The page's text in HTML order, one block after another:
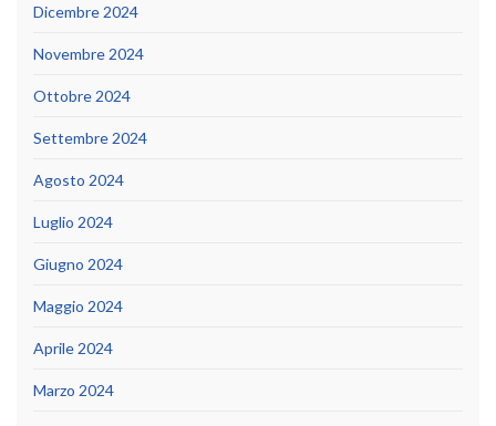
Dicembre 2024
Novembre 2024
Ottobre 2024
Settembre 2024
Agosto 2024
Luglio 2024
Giugno 2024
Maggio 2024
Aprile 2024
Marzo 2024